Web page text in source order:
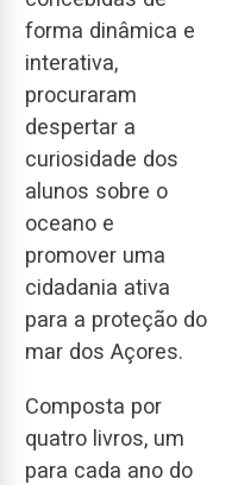
forma dinâmica e
interativa,
procuraram
despertar a
curiosidade dos
alunos sobre o
oceano e
promover uma
cidadania ativa
para a proteção do
mar dos Açores.
Composta por
quatro livros, um
para cada ano do